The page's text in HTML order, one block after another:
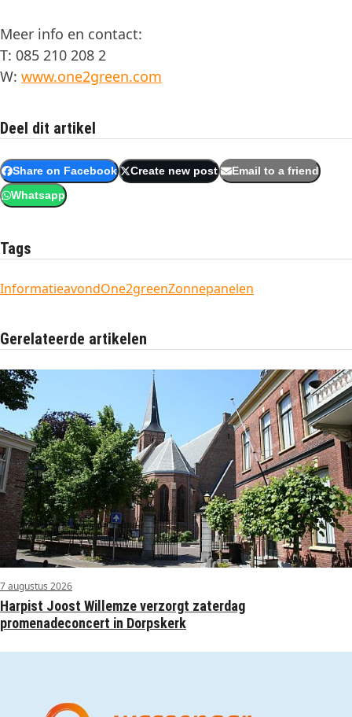
Meer info en contact:
T: 085 210 208 2
W: www.one2green.com
Deel dit artikel
Share on Facebook Create new post Email to a friend
Whatsapp
Tags
InformatieavondOne2greenZonnepanelen
Gerelateerde artikelen
7 augustus 2026
Harpist Joost Willemze verzorgt zaterdag
promenadeconcert in Dorpskerk